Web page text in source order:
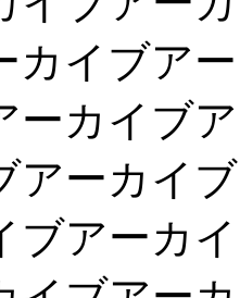
カイブア
ーカイブ
アーカイ
ブアーカ